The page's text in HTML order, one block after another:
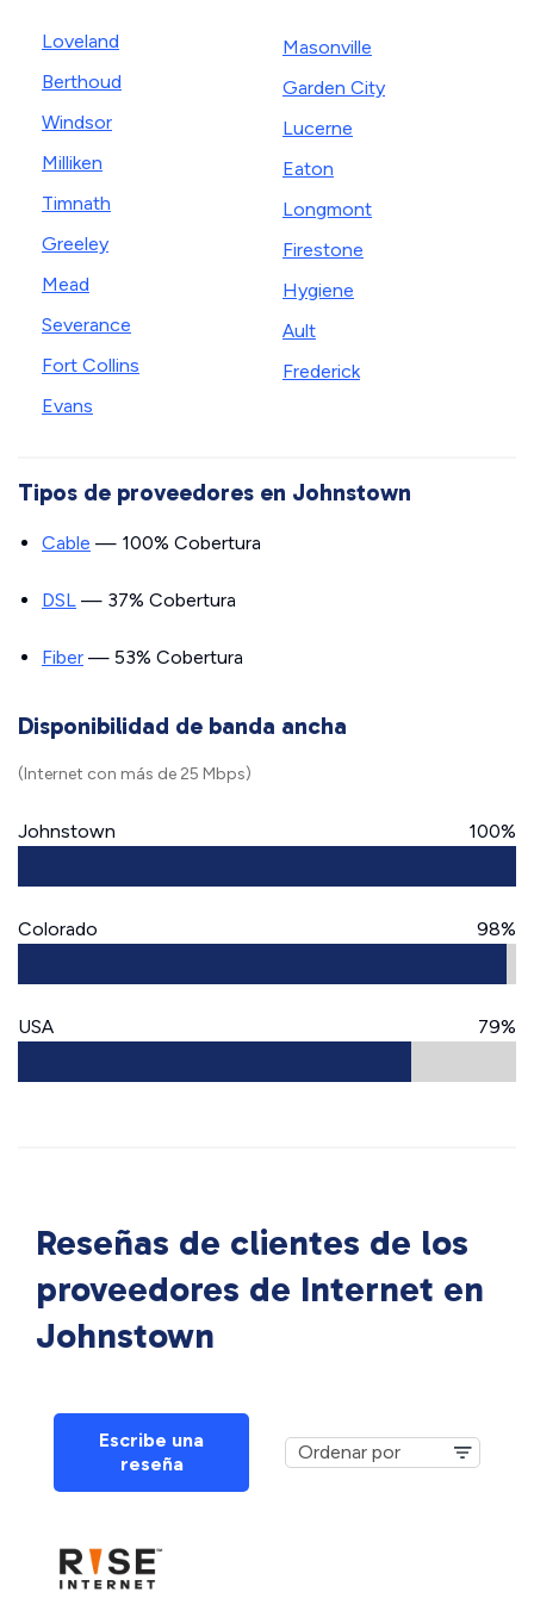
Loveland
Berthoud
Windsor
Milliken
Timnath
Greeley
Mead
Severance
Fort Collins
Evans
Masonville
Garden City
Lucerne
Eaton
Longmont
Firestone
Hygiene
Ault
Frederick
Tipos de proveedores en Johnstown
Cable — 100% Cobertura
DSL — 37% Cobertura
Fiber — 53% Cobertura
Disponibilidad de banda ancha
(Internet con más de 25 Mbps)
Johnstown 100%
Colorado 98%
USA 79%
Reseñas de clientes de los
proveedores de Internet en
Johnstown
Escribe una
reseña